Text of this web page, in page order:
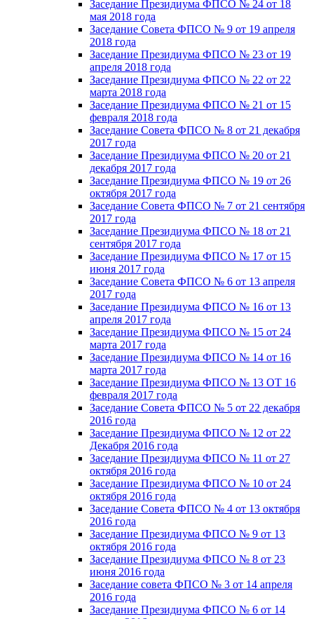
Заседание Президиума ФПСО № 24 от 18
мая 2018 года
Заседание Совета ФПСО № 9 от 19 апреля
2018 года
Заседание Президиума ФПСО № 23 от 19
апреля 2018 года
Заседание Президиума ФПСО № 22 от 22
марта 2018 года
Заседание Президиума ФПСО № 21 от 15
февраля 2018 года
Заседание Совета ФПСО № 8 от 21 декабря
2017 года
Заседание Президиума ФПСО № 20 от 21
декабря 2017 года
Заседание Президиума ФПСО № 19 от 26
октября 2017 года
Заседание Совета ФПСО № 7 от 21 сентября
2017 года
Заседание Президиума ФПСО № 18 от 21
сентября 2017 года
Заседание Президиума ФПСО № 17 от 15
июня 2017 года
Заседание Совета ФПСО № 6 от 13 апреля
2017 года
Заседание Президиума ФПСО № 16 от 13
апреля 2017 года
Заседание Президиума ФПСО № 15 от 24
марта 2017 года
Заседание Президиума ФПСО № 14 от 16
марта 2017 года
Заседание Президиума ФПСО № 13 ОТ 16
февраля 2017 года
Заседание Совета ФПСО № 5 от 22 декабря
2016 года
Заседание Президиума ФПСО № 12 от 22
Декабря 2016 года
Заседание Президиума ФПСО № 11 от 27
октября 2016 года
Заседание Президиума ФПСО № 10 от 24
октября 2016 года
Заседание Совета ФПСО № 4 от 13 октября
2016 года
Заседание Президиума ФПСО № 9 от 13
октября 2016 года
Заседание Президиума ФПСО № 8 от 23
июня 2016 года
Заседание совета ФПСО № 3 от 14 апреля
2016 года
Заседание Президиума ФПСО № 6 от 14